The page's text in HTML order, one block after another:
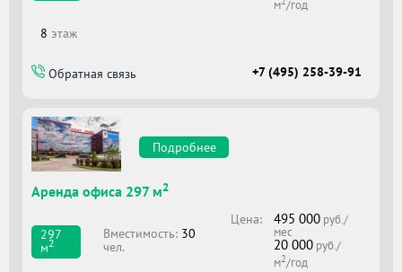
м /год
8 этаж
Обратная связь +7 (495) 258-39-91
Подробнее
Аренда офиса 297 м2
297
м2
Вместимоcть: 30
чел.
Цена: 495 000руб./
мес
20 000руб./
м2/год